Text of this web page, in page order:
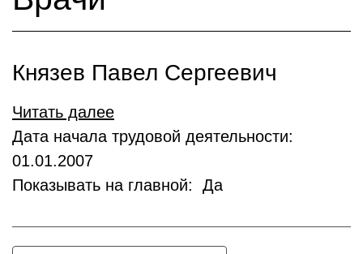
Князев Павел Сергеевич
Читать далее
Дата начала трудовой деятельности:
01.01.2007
Показывать на главной: Да